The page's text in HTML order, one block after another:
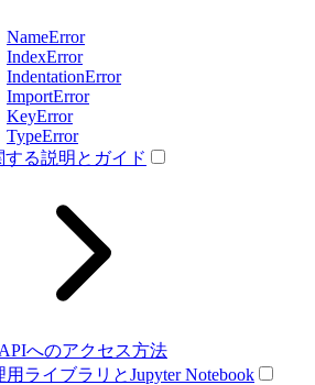
NameError
IndexError
IndentationError
ImportError
KeyError
TypeError
する説明とガイド
へのアクセス方法
ライブラリとJupyter Notebook